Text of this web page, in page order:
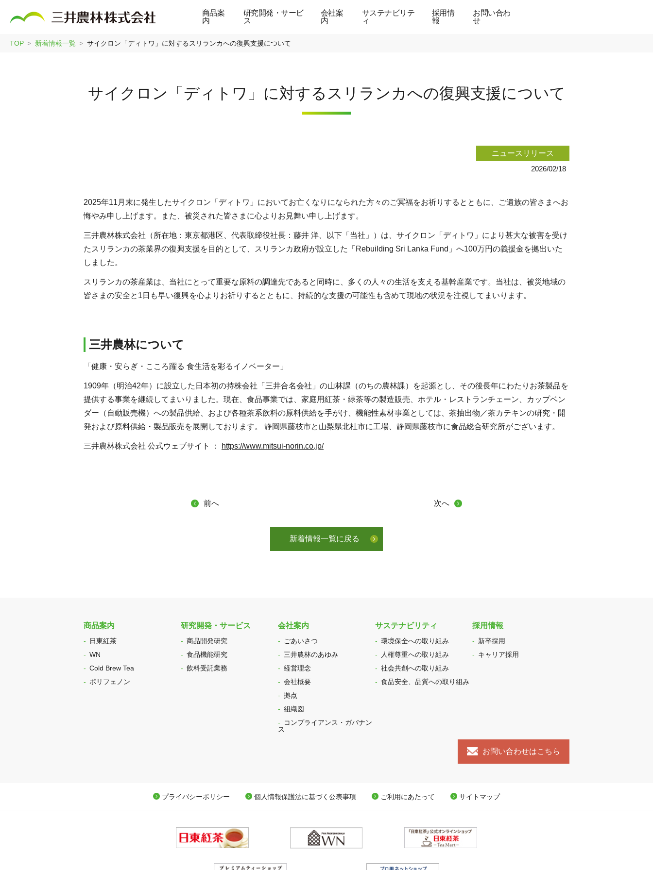
商品案
内
研究開発・サービ
ス
会社案
内
サステナビリテ
ィ
採用情
報
お問い合わ
せ
TOP 新着情報一覧 サイクロン「ディトワ」に対するスリランカへの復興支援について
サイクロン「ディトワ」に対するスリランカへの復興支援について
ニュースリリース
2026/02/18
2025年11月末に発生したサイクロン「ディトワ」においてお亡くなりになられた方々のご冥福をお祈りするとともに、ご遺族の皆さまへお
悔やみ申し上げます。また、被災された皆さまに心よりお見舞い申し上げます。
三井農林株式会社（所在地：東京都港区、代表取締役社長：藤井 洋、以下「当社」）は、サイクロン「ディトワ」により甚大な被害を受け
たスリランカの茶業界の復興支援を目的として、スリランカ政府が設立した「Rebuilding Sri Lanka Fund」へ100万円の義援金を拠出いた
しました。
スリランカの茶産業は、当社にとって重要な原料の調達先であると同時に、多くの人々の生活を支える基幹産業です。当社は、被災地域の
皆さまの安全と1日も早い復興を心よりお祈りするとともに、持続的な支援の可能性も含めて現地の状況を注視してまいります。
三井農林について
「健康・安らぎ・こころ躍る 食生活を彩るイノベーター」
1909年（明治42年）に設立した日本初の持株会社「三井合名会社」の山林課（のちの農林課）を起源とし、その後長年にわたりお茶製品を
提供する事業を継続してまいりました。現在、食品事業では、家庭用紅茶・緑茶等の製造販売、ホテル・レストランチェーン、カップベン
ダー（自動販売機）への製品供給、および各種茶系飲料の原料供給を手がけ、機能性素材事業としては、茶抽出物／茶カテキンの研究・開
発および原料供給・製品販売を展開しております。 静岡県藤枝市と山梨県北杜市に工場、静岡県藤枝市に食品総合研究所がございます。
三井農林株式会社 公式ウェブサイト ： https://www.mitsui-norin.co.jp/
前へ 次へ
新着情報一覧に戻る
商品案内
日東紅茶
WN
Cold Brew Tea
ポリフェノン
研究開発・サービス
商品開発研究
食品機能研究
飲料受託業務
会社案内
ごあいさつ
三井農林のあゆみ
経営理念
会社概要
拠点
組織図
コンプライアンス・ガバナン
ス
サステナビリティ
環境保全への取り組み
人権尊重への取り組み
社会共創への取り組み
食品安全、品質への取り組み
採用情報
新卒採用
キャリア採用
お問い合わせはこちら
プライバシーポリシー 個人情報保護法に基づく公表事項 ご利用にあたって サイトマップ